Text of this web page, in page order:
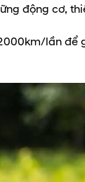
động cơ,
lần